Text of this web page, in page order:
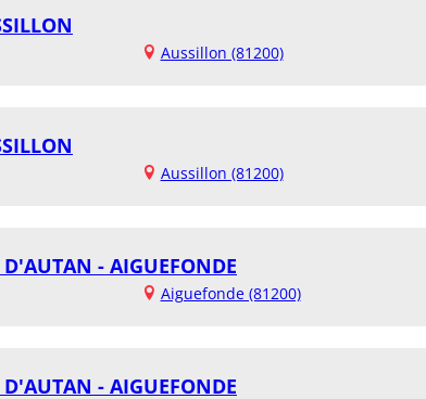
Aussillon (81200)
Aussillon (81200)
D'AUTAN - AIGUEFONDE
Aiguefonde (81200)
D'AUTAN - AIGUEFONDE